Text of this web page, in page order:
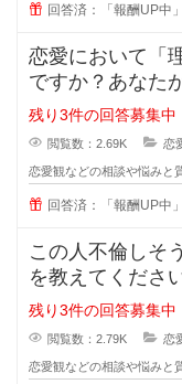
回答済：「報酬UP中
恋愛において「
ですか？あなた
づくためのアド
残り3件の回答募集中
閲覧数：2.69K 恋
恋愛観などの相談や悩みと
回答済：「報酬UP中
この人不倫しそ
を教えてくださ
残り3件の回答募集中
閲覧数：2.79K 恋
恋愛観などの相談や悩みと